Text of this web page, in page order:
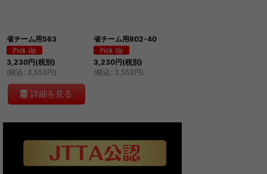
絞り込む
省チーム用563
3,230円(税別)
(税込 : 3,553円)
詳細を見る
省チーム用802-40
3,230円(税別)
(税込 : 3,553円)